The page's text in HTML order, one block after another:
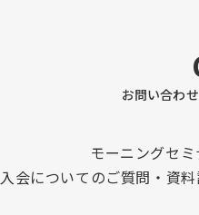
お問い合わせ
モーニングセ
入会についてのご質問・資